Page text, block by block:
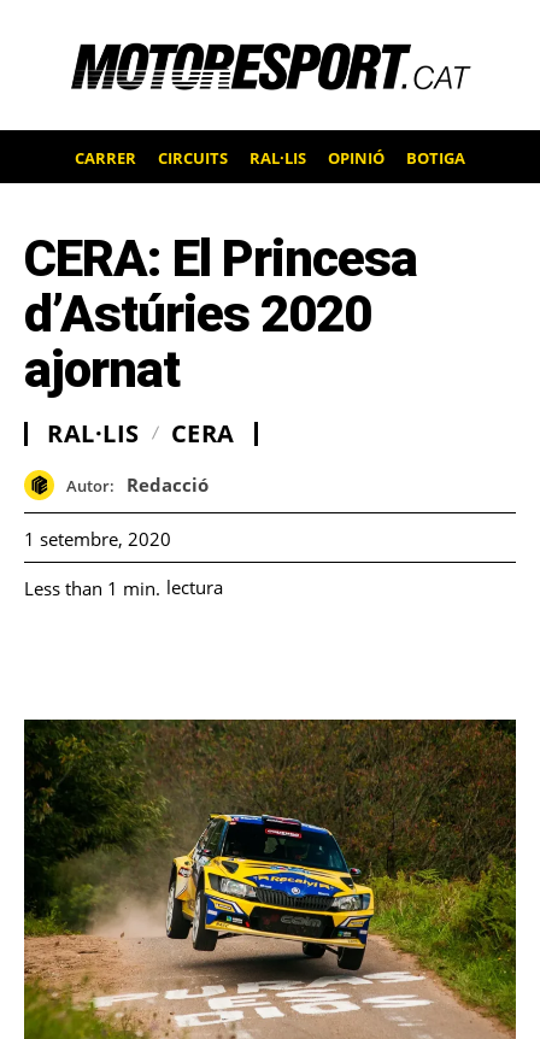
CARRER CIRCUITS RAL·LIS OPINIÓ BOTIGA
CERA: El Princesa
d’Astúries 2020
ajornat
RAL·LIS CERA
Autor: Redacció
1 setembre, 2020
Less than 1 min. lectura